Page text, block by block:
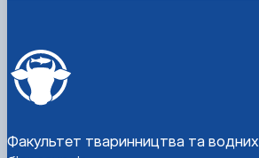
Факультет тваринництва та водних